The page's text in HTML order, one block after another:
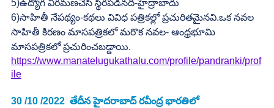
5)ఉద్యోగ విరమణచేసి స్థిరపడినది-హైద్రాబాదు
6)సాహితీ నేపథ్యం-కథలు వివిధ పత్రికల్లో ప్రచురితమైనవి.ఒక నవల
సాహితీ కిరణం మాసపత్రికలో మరొక నవల- ఆంధ్రభూమి
మాసపత్రికలో ప్రచురించబడ్డాయి.
https://www.manatelugukathalu.com/profile/pandranki/prof
ile
30 /10 /2022  తేదీన హైదరాబాద్ రవీంద్ర భారతిలో